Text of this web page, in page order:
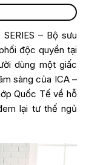
– Bộ sưu
độc quyền tại
dùng một giấc
sàng của ICA –
Quốc Tế về hỗ
lại tư thế ngủ